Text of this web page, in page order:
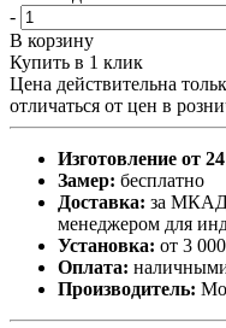
-
В корзину
Купить в 1 клик
Цена действительна
отличаться от цен в
Изготовление от
Замер: бесплатно
Доставка: за МКАД
менеджером для
Установка: от 3
Оплата:
Производитель: